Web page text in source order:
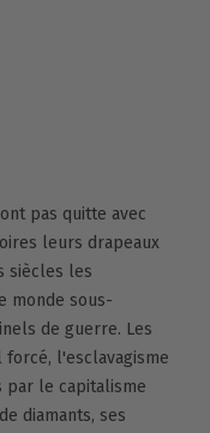
pas quitte avec
leurs drapeaux
siècles les
monde sous-
de guerre. Les
l'esclavagisme
par le capitalisme
diamants, ses